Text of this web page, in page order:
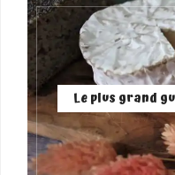
Le plus grand